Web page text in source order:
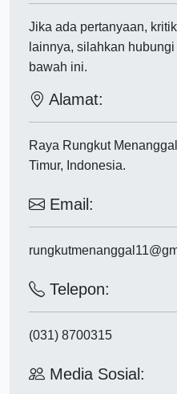
Jika ada pertanyaan,
lainnya, silahkan
bawah ini.
Alamat:
Raya Rungkut
Timur, Indonesia.
Email:
Telepon:
(031) 8700315
Media Sosial: